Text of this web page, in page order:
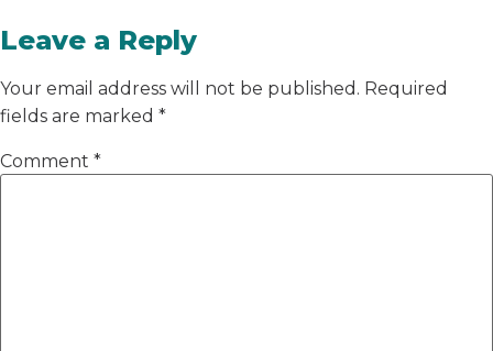
Leave a Reply
Your email address will not be published. Required
fields are marked *
Comment *